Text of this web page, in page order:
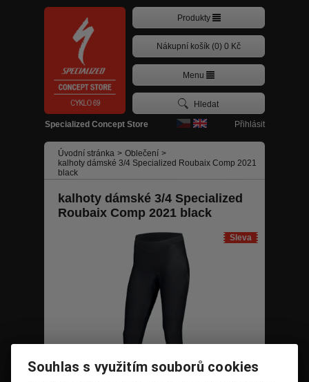
Specialized Concept Store Přihlásit
Produkty
Nákupní košík (0) 0 Kč
Menu
Úvodní stránka > Oblečení >
kalhoty dámské 3/4 Specialized Roubaix Comp 2021
black
kalhoty dámské 3/4 Specialized
Roubaix Comp 2021 black
Sleva
Souhlas s využitím souborů cookies
Souhlas s využitím souborů cookies